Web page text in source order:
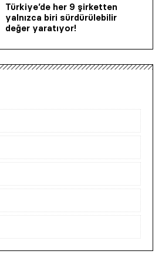
Türkiye’de her 9 şirketten
yalnızca biri sürdürülebilir
değer yaratıyor!